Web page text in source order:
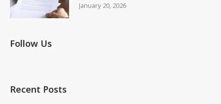
January 20, 2026
Follow Us
Recent Posts